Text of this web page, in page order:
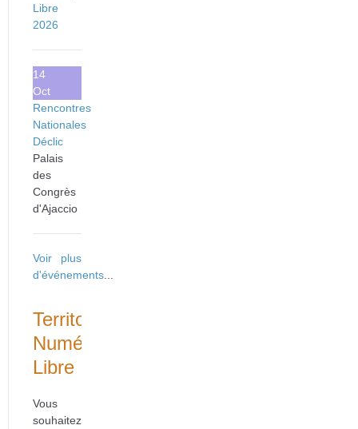
Libre
2026
14
Oct
Rencontres
Nationales
Déclic
Palais
des
Congrès
d'Ajaccio
Voir plus
d'événements
Territoire
Numérique
Libre
Vous
souhaitez